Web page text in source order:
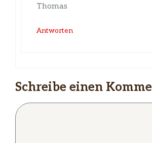
Thomas
Antworten
Schreibe einen
Kommentar